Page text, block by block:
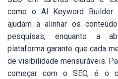
como o AI Keyword
ajudam a alinhar os
pesquisas, enquanto a
plataforma garante que cada
de visibilidade mensuráveis.
começar com o SEO, é o